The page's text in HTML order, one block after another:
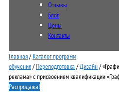
Отзывы
Блог
Цены
Контакты
Главная/Каталог программ
обучения/Переподготовка /Дизайн/
реклама» с присвоением квалификации
Распродажа!